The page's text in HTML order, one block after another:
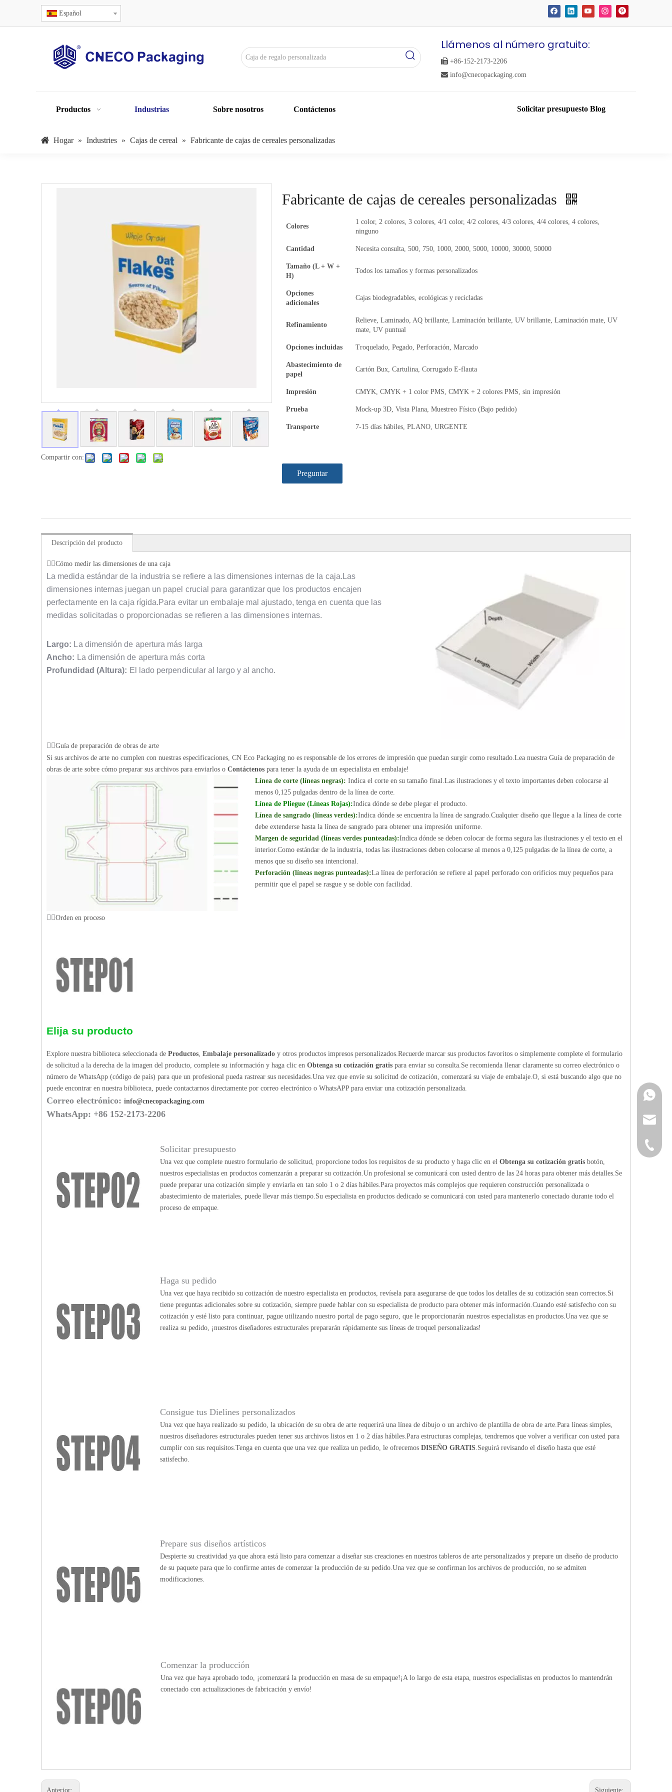
Español
Llámenos al número gratuito:
 +86-152-2173-2206
 info@cnecopackaging.com
Productos Industrias Sobre nosotros Contáctenos Solicitar presupuesto Blog
Hogar » Industries » Cajas de cereal » Fabricante de cajas de cereales personalizadas
Compartir con:
Fabricante de cajas de cereales personalizadas
Colores
1 color, 2 colores, 3 colores, 4/1 color, 4/2 colores, 4/3 colores, 4/4 colores, 4 colores,
ninguno
Cantidad Necesita consulta, 500, 750, 1000, 2000, 5000, 10000, 30000, 50000
Tamaño (L + W +
H)
Todos los tamaños y formas personalizados
Opciones
adicionales
Cajas biodegradables, ecológicas y recicladas
Refinamiento
Relieve, Laminado, AQ brillante, Laminación brillante, UV brillante, Laminación mate, UV
mate, UV puntual
Opciones incluidas Troquelado, Pegado, Perforación, Marcado
Abastecimiento de
papel
Cartón Bux, Cartulina, Corrugado E-flauta
Impresión CMYK, CMYK + 1 color PMS, CMYK + 2 colores PMS, sin impresión
Prueba Mock-up 3D, Vista Plana, Muestreo Físico (Bajo pedido)
Transporte 7-15 días hábiles, PLANO, URGENTE
Preguntar
Descripción del producto
Cómo medir las dimensiones de una caja
La medida estándar de la industria se refiere a las dimensiones internas de la caja.Las
dimensiones internas juegan un papel crucial para garantizar que los productos encajen
perfectamente en la caja rígida.Para evitar un embalaje mal ajustado, tenga en cuenta que las
medidas solicitadas o proporcionadas se refieren a las dimensiones internas.
Largo: La dimensión de apertura más larga
Ancho: La dimensión de apertura más corta
Profundidad (Altura): El lado perpendicular al largo y al ancho.
Guía de preparación de obras de arte
Si sus archivos de arte no cumplen con nuestras especificaciones, CN Eco Packaging no es responsable de los errores de impresión que puedan surgir como resultado.Lea nuestra Guía de preparación de
obras de arte sobre cómo preparar sus archivos para enviarlos o Contáctenos para tener la ayuda de un especialista en embalaje!
Línea de corte (líneas negras): Indica el corte en su tamaño final.Las ilustraciones y el texto importantes deben colocarse al
menos 0,125 pulgadas dentro de la línea de corte.
Línea de Pliegue (Líneas Rojas):Indica dónde se debe plegar el producto.
Línea de sangrado (líneas verdes):Indica dónde se encuentra la línea de sangrado.Cualquier diseño que llegue a la línea de corte
debe extenderse hasta la línea de sangrado para obtener una impresión uniforme.
Margen de seguridad (líneas verdes punteadas):Indica dónde se deben colocar de forma segura las ilustraciones y el texto en el
interior.Como estándar de la industria, todas las ilustraciones deben colocarse al menos a 0,125 pulgadas de la línea de corte, a
menos que su diseño sea intencional.
Perforación (líneas negras punteadas):La línea de perforación se refiere al papel perforado con orificios muy pequeños para
permitir que el papel se rasgue y se doble con facilidad.
Orden en proceso
Elija su producto
Explore nuestra biblioteca seleccionada de Productos Embalaje personalizado y otros productos impresos personalizados.Recuerde marcar sus productos favoritos o simplemente complete el formulario
de solicitud a la derecha de la imagen del producto, complete su información y haga clic en Obtenga su cotización gratis para enviar su consulta.Se recomienda llenar claramente su correo electrónico o
número de WhatsApp (código de país) para que un profesional pueda rastrear sus necesidades.Una vez que envíe su solicitud de cotización, comenzará su viaje de embalaje.O, si está buscando algo que no
puede encontrar en nuestra biblioteca, puede contactarnos directamente por correo electrónico o WhatsAPP para enviar una cotización personalizada.
Correo electrónico: info@cnecopackaging.com
WhatsApp: +86 152-2173-2206
Solicitar presupuesto
Una vez que complete nuestro formulario de solicitud, proporcione todos los requisitos de su producto y haga clic en elObtenga su cotización gratis botón,
nuestros especialistas en productos comenzarán a preparar su cotización.Un profesional se comunicará con usted dentro de las 24 horas para obtener más detalles.Se
puede preparar una cotización simple y enviarla en tan solo 1 o 2 días hábiles.Para proyectos más complejos que requieren construcción personalizada o
abastecimiento de materiales, puede llevar más tiempo.Su especialista en productos dedicado se comunicará con usted para mantenerlo conectado durante todo el
proceso de empaque.
Haga su pedido
Una vez que haya recibido su cotización de nuestro especialista en productos, revísela para asegurarse de que todos los detalles de su cotización sean correctos.Si
tiene preguntas adicionales sobre su cotización, siempre puede hablar con su especialista de producto para obtener más información.Cuando esté satisfecho con su
cotización y esté listo para continuar, pague utilizando nuestro portal de pago seguro, que le proporcionarán nuestros especialistas en productos.Una vez que se
realiza su pedido, ¡nuestros diseñadores estructurales prepararán rápidamente sus líneas de troquel personalizadas!
Consigue tus Dielines personalizados
Una vez que haya realizado su pedido, la ubicación de su obra de arte requerirá una línea de dibujo o un archivo de plantilla de obra de arte.Para líneas simples,
nuestros diseñadores estructurales pueden tener sus archivos listos en 1 o 2 días hábiles.Para estructuras complejas, tendremos que volver a verificar con usted para
cumplir con sus requisitos.Tenga en cuenta que una vez que realiza un pedido, le ofrecemosDISEÑO GRATIS .Seguirá revisando el diseño hasta que esté
satisfecho.
Prepare sus diseños artísticos
Despierte su creatividad ya que ahora está listo para comenzar a diseñar sus creaciones en nuestros tableros de arte personalizados y prepare un diseño de producto
de su paquete para que lo confirme antes de comenzar la producción de su pedido.Una vez que se confirman los archivos de producción, no se admiten
modificaciones.
Comenzar la producción
Una vez que haya aprobado todo, ¡comenzará la producción en masa de su empaque!¡A lo largo de esta etapa, nuestros especialistas en productos lo mantendrán
conectado con actualizaciones de fabricación y envío!
Anterior: Siguiente:
+86-